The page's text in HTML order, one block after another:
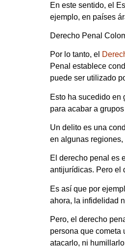
En este sentido, el
ejemplo, en países
Derecho Penal
Por lo tanto, el
Penal establece
puede ser utilizado
Esto ha sucedido en
para acabar a
Un delito es una
en algunas
El derecho penal es
antijurídicas. Pero el
Es así que por
ahora, la infidelidad
Pero, el derecho
persona que cometa
atacarlo, ni